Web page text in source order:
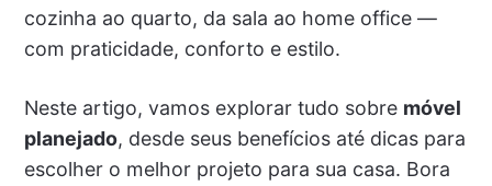
cozinha ao quarto, da sala ao home office —
com praticidade, conforto e estilo.
Neste artigo, vamos explorar tudo sobre móvel
planejado, desde seus benefícios até dicas para
escolher o melhor projeto para sua casa. Bora